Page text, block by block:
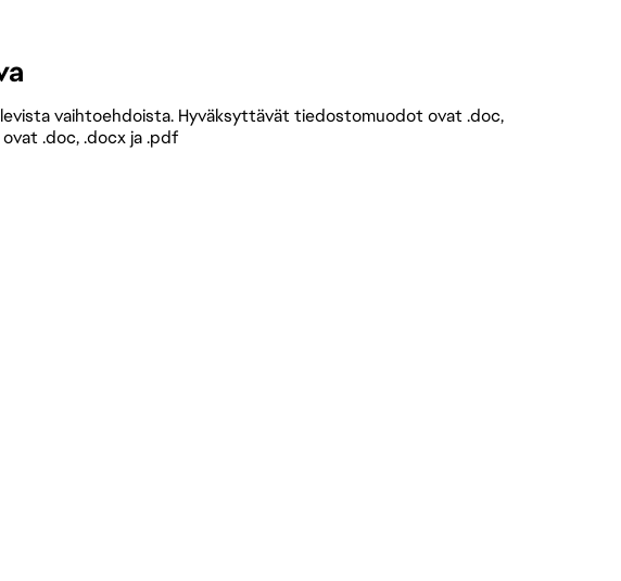
vaihtoehdoista. Hyväksyttävät tiedostomuodot ovat .doc,
.doc, .docx ja .pdf